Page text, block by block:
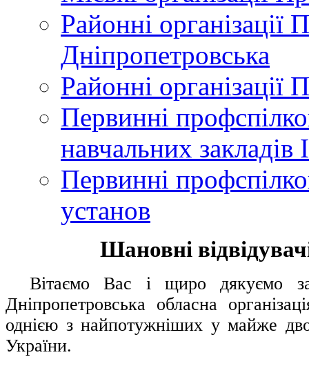
Районні організації
Дніпропетровська
Районні організації
Первинні
навчальних закладів
Первинні
установ
Шановні
Вітаємо Вас і щиро дякуємо за
Дніпропетровська обласна
однією з найпотужніших у майже
України.